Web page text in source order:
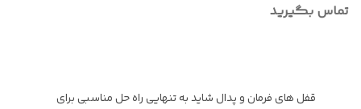
تماس بگیرید
قفل های فرمان و پدال شاید به تنهایی راه حل مناسبی برای